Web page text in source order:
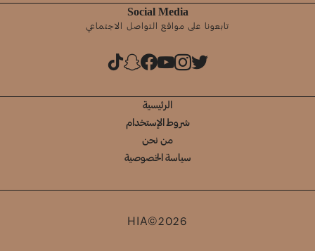
Social Media
تابعونا على مواقع التواصل الاجتماعي
الرئيسية
شروط الإستخدام
من نحن
سياسة الخصوصية
HIA©2026